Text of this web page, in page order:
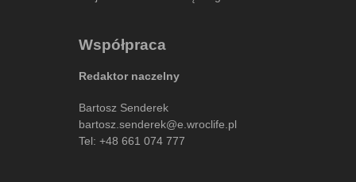
Współpraca
Redaktor naczelny
Bartosz Senderek
bartosz.senderek@e.wroclife.pl
Tel: +48 661 074 777